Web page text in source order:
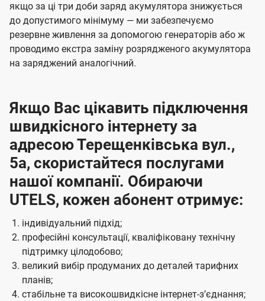
якщо за ці три доби заряд акумулятора знижується
до допустимого мінімуму — ми забезпечуємо
резервне живлення за допомогою генераторів або ж
проводимо екстра заміну розрядженого акумулятора
на заряджений аналогічний.
Якщо Вас цікавить підключення
швидкісного інтернету за
адресою Терещенківська вул.,
5а, скористайтеся послугами
нашої компанії. Обираючи
UTELS, кожен абонент отримує:
індивідуальний підхід;
професійні консультації, кваліфіковану технічну
підтримку цілодобово;
великий вибір продуманих до деталей тарифних
планів;
стабільне та високошвидкісне інтернет-зʼєднання;